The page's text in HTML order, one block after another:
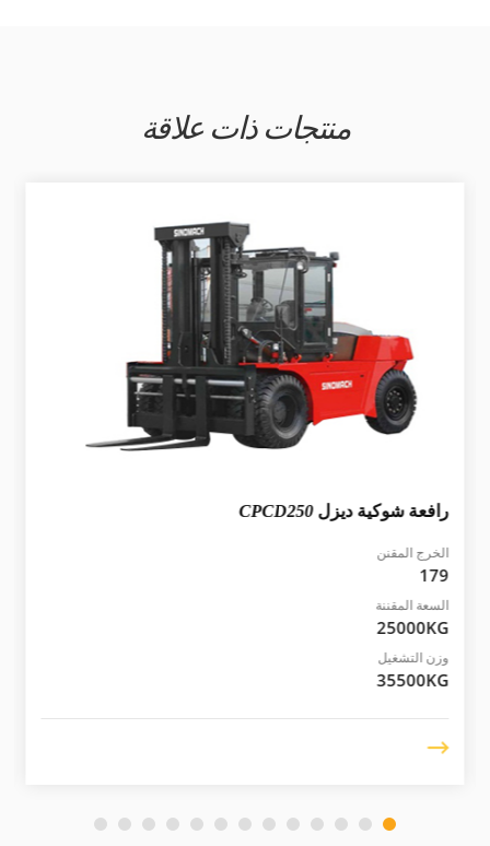
منتجات ذات علاقة
رافعة شوكية ديزلCPCD250
الخرج المقنن
179
السعة المقننة
25000KG
وزن التشغيل
35500KG